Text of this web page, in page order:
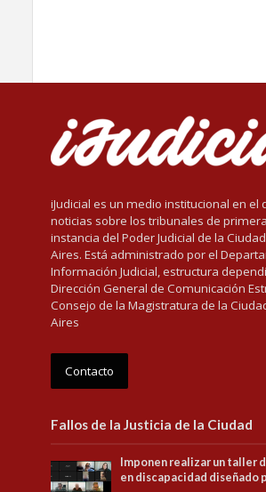
iJudicial es un medio institucional en el
noticias sobre los tribunales de
instancia del Poder Judicial de la
Aires. Está administrado por el
Información Judicial, estructura
Dirección General de Comunicación
Consejo de la Magistratura de la
Aires
Contacto
Fallos de la Justicia de la Ciudad
Imponen realizar un taller
en discapacidad diseñado